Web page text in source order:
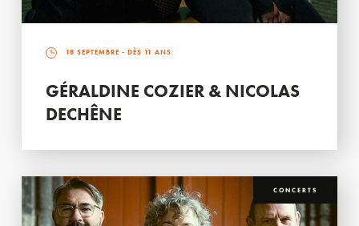
18 SEPTEMBRE - DÈS 11 ANS
GÉRALDINE COZIER & NICOLAS
DECHÊNE
CONCERTS